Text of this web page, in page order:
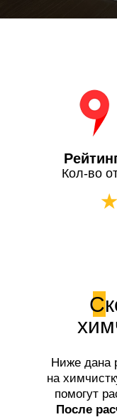
Кол-во
Ниже дана
на
помогут
После